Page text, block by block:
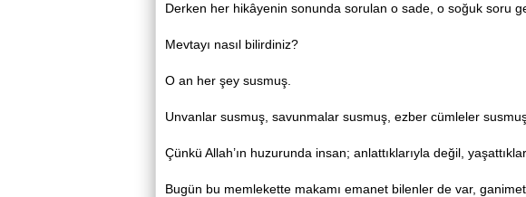
Derken her hikâyenin sonunda sorulan o sade, o soğuk soru
Mevtayı nasıl bilirdiniz?
O an her şey susmuş.
Unvanlar susmuş, savunmalar susmuş, ezber cümleler
Çünkü Allah’ın huzurunda insan; anlattıklarıyla değil,
Bugün bu memlekette makamı emanet bilenler de var,